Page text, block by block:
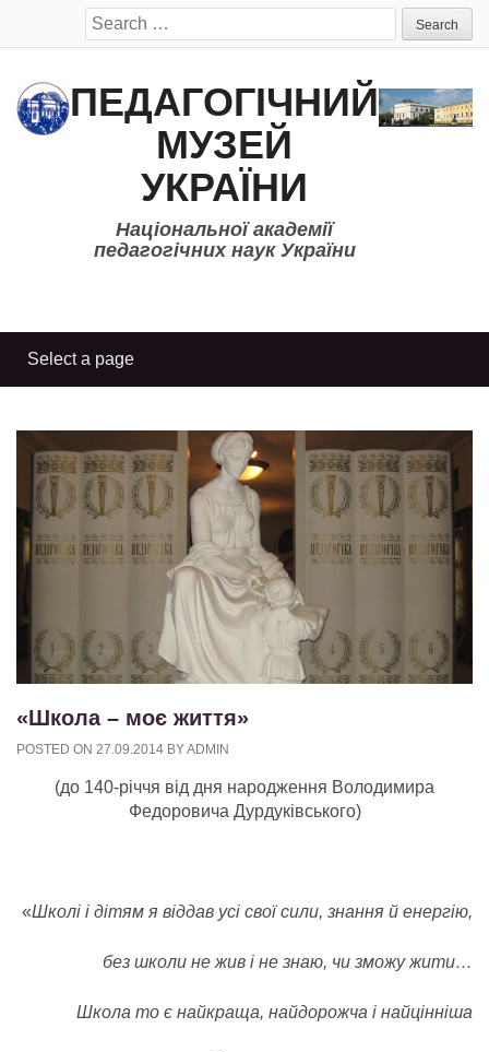
Search
for:
ПЕДАГОГІЧНИЙ
МУЗЕЙ
УКРАЇНИ
Національної академії
педагогічних наук України
«Школа – моє життя»
POSTED ON 27.09.2014 BYADMIN
(до 140-річчя від дня народження Володимира
Федоровича Дурдуківського)
«Школі і дітям я віддав усі свої сили, знання й енергію,
без школи не жив і не знаю, чи зможу жити…
Школа то є найкраща, найдорожча і найцінніша